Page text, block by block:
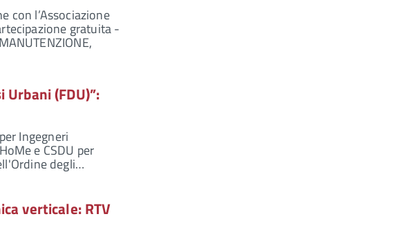
con l’Associazione
gratuita -
(FDU)”:
Ingegneri
e CSDU per
degli…
verticale: RTV